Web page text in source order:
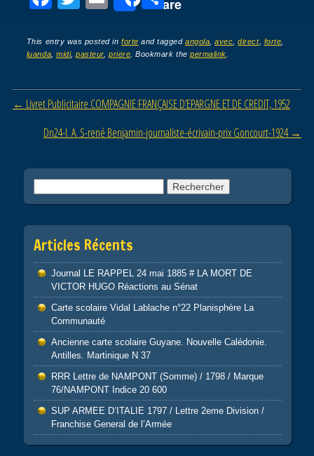
c
e
b
o
o
tt
er
ail
Share
ta
g
er
This entry was posted inforte and tagged angola ,avec ,direct, forte
luanda ,midi,pasteur,priere . Bookmark thepermalink
Post navigation
← Livret Publicitaire COMPAGNIE FRANÇAISE D’EPARGNE ET DE CREDIT, 1952
Dn24-l. A. S-rené Benjamin-journaliste-écrivain-prix Goncourt-1924 →
Articles Récents
Journal LE RAPPEL 24 mai 1885 # LA MORT DE
VICTOR HUGO Réactions au Sénat
Carte scolaire Vidal Lablache n°22 Planisphère La
Communauté
Ancienne carte scolaire Guyane. Nouvelle Calédonie.
Antilles. Martinique N 37
RRR Lettre de NAMPONT (Somme) / 1798 / Marque
76/NAMPONT Indice 20 600
SUP ARMEE D’ITALIE 1797 / Lettre 2eme Division /
Franchise General de l’Armée